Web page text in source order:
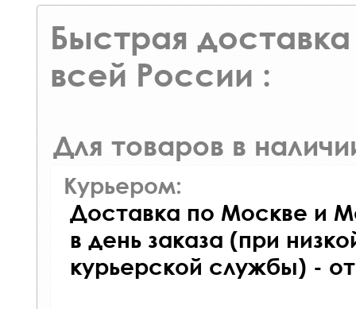
Быстрая доставка
всей России :
Для товаров в
Курьером:
Доставка по Москве и
в день заказа (при
курьерской службы) -